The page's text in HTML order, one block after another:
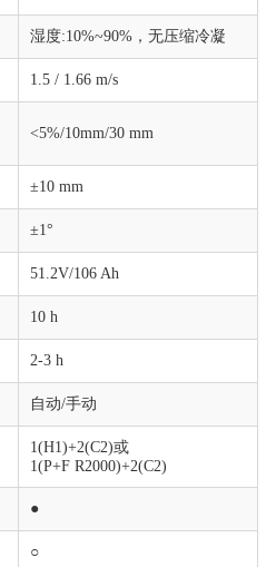
湿度:10%~90%，无压缩冷凝
1.5 / 1.66 m/s
<5%/10mm/30 mm
±10 mm
±1°
51.2V/106 Ah
10 h
2-3 h
自动/手动
1(H1)+2(C2)或
1(P+F R2000)+2(C2)
●
○